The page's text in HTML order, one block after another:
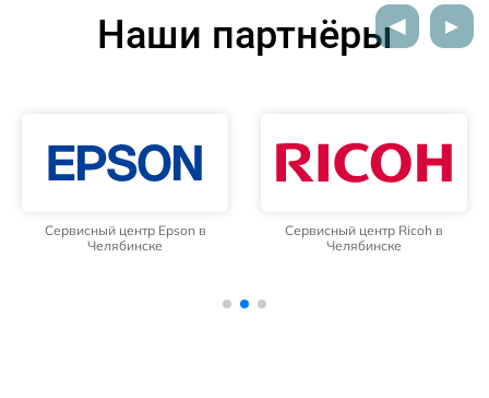
Наши партнёры
Сервисный центр Epson в
Челябинске
Сервисный центр Ricoh в
Челябинске